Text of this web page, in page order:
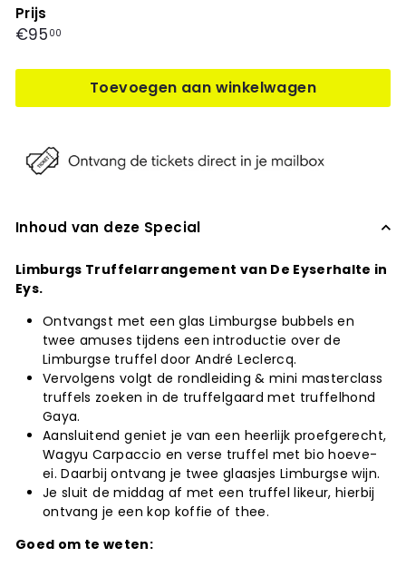
Prijs
Prijs
€95 00
Toevoegen aan winkelwagen
Inhoud van deze Special
Limburgs Truffelarrangement van De Eyserhalte in
Eys.
Ontvangst met een glas Limburgse bubbels en
twee amuses tijdens een introductie over de
Limburgse truffel door André Leclercq.
Vervolgens volgt de rondleiding & mini masterclass
truffels zoeken in de truffelgaard met truffelhond
Gaya.
Aansluitend geniet je van een heerlijk proefgerecht,
Wagyu Carpaccio en verse truffel met bio hoeve-
ei. Daarbij ontvang je twee glaasjes Limburgse wijn.
Je sluit de middag af met een truffel likeur, hierbij
ontvang je een kop koffie of thee.
Goed om te weten: